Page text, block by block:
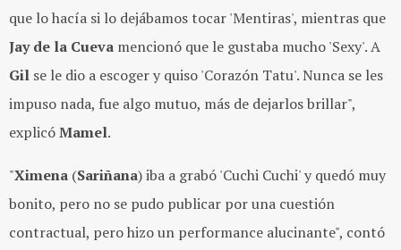
que lo hacía si lo dejábamos tocar 'Mentiras', mientras que
Jay de la Cueva mencionó que le gustaba mucho 'Sexy'. A
Gil se le dio a escoger y quiso 'Corazón Tatu'. Nunca se les
impuso nada, fue algo mutuo, más de dejarlos brillar",
explicóMamel.
"Ximena (Sariñana) iba a grabó 'Cuchi Cuchi' y quedó muy
bonito, pero no se pudo publicar por una cuestión
contractual, pero hizo un performance alucinante", contó